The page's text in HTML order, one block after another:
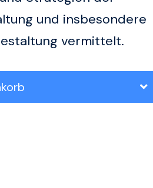
und insbesondere
vermittelt.